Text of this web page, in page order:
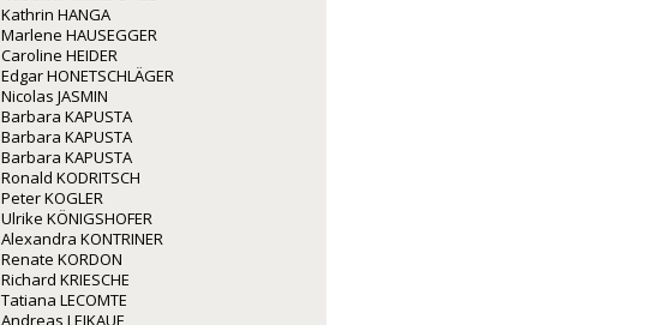
Kathrin HANGA
Marlene HAUSEGGER
Caroline HEIDER
Edgar HONETSCHLÄGER
Nicolas JASMIN
Barbara KAPUSTA
Barbara KAPUSTA
Barbara KAPUSTA
Ronald KODRITSCH
Peter KOGLER
Ulrike KÖNIGSHOFER
Alexandra KONTRINER
Renate KORDON
Richard KRIESCHE
Tatiana LECOMTE
Andreas LEIKAUF